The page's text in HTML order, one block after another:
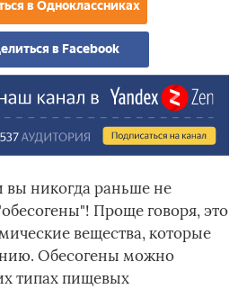
в Одноклассниках
в Facebook
вы никогда раньше не
Проще говоря, это
вещества, которые
Обесогены можно
типах пищевых